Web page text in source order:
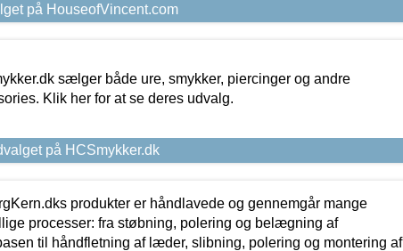
på HouseofVincent.com
sælger både ure, smykker, piercinger og andre
Klik her for at se deres udvalg.
på HCSmykker.dk
produkter er håndlavede og gennemgår mange
processer: fra støbning, polering og belægning af
til håndfletning af læder, slibning, polering og montering af